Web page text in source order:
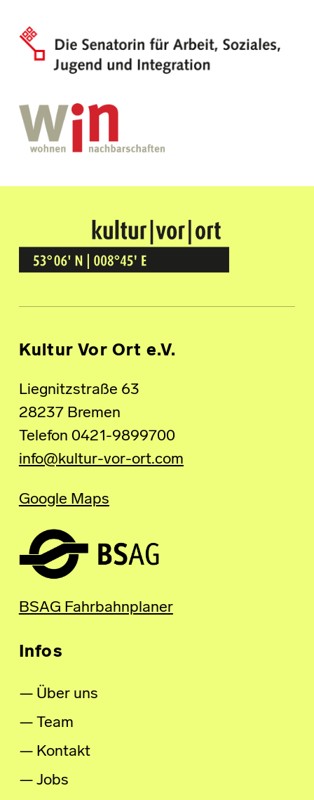
Kultur Vor Ort
BREMEN GRÖPELINGEN
Kultur Vor Ort e.V.
Liegnitzstraße 63
28237 Bremen
Telefon 0421-9899700
info@kultur-vor-ort.com
Google Maps
BSAG Fahrbahnplaner
Infos
Über uns
Team
Kontakt
Jobs